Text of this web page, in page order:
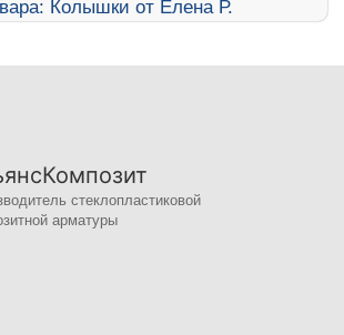
стеклопластиковой
арматуры